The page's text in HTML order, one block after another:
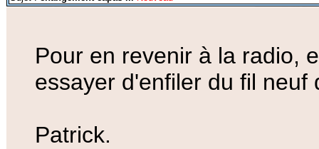
Pour en revenir à la radio,
essayer d'enfiler du fil
Patrick.